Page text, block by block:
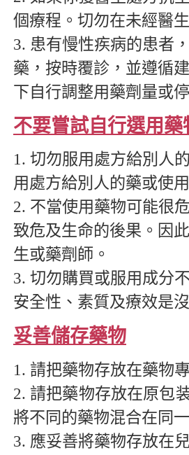
個療程。切勿在未經醫
3. 患有慢性疾病的患者
藥，按時覆診，並遵循
下自行調整用藥劑量或
不要嘗試自行選用藥
1. 切勿服用處方給別人
用處方給別人的藥或使
2. 不當使用藥物可能很
致危及生命的後果。因
生或藥劑師。
3. 切勿購買或服用成分
安全性、素質及療效是
妥善儲存藥物
1. 請把藥物存放在藥物
2. 請把藥物存放在原包
將不同的藥物混合在同
3. 應妥善將藥物存放在